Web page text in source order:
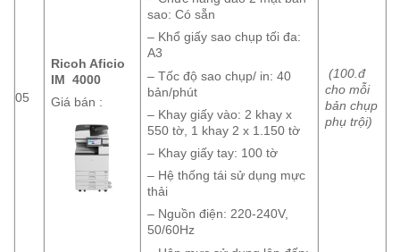
05
Ricoh Aficio
IM 4000
Giá bán :
sao: Có sẵn
– Khổ giấy sao chụp tối đa:
A3
– Tốc độ sao chụp/ in: 40
bản/phút
– Khay giấy vào: 2 khay x
550 tờ, 1 khay 2 x 1.150 tờ
– Khay giấy tay: 100 tờ
– Hệ thống tái sử dụng mực
thải
– Nguồn điện: 220-240V,
50/60Hz
(100.đ
cho mỗi
bản chụp
phụ trội)